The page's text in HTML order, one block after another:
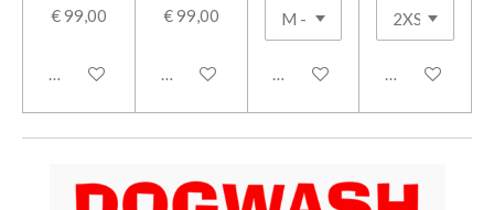
€ 99,00
Houd mij op de hoogte
€ 99,00
In winkelwagen In winkelwagen In